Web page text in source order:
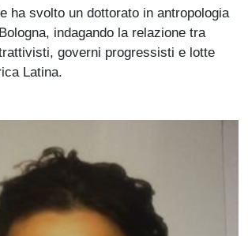
ha svolto un dottorato in antropologia
indagando la relazione tra
governi progressisti e lotte
Latina.